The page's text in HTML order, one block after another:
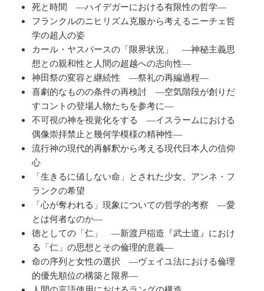
死と時間 ―ハイデガーにおける有限性の哲学―
フランクルのニヒリズム克服から考えるニーチェ哲
学の超人の姿
カール・ヤスパースの「限界状況」 ―神秘主義思
想との親和性と人間の超越への志向性―
神田祭の変容と継続性 ―祭礼の再編過程―
喜劇的なものの条件の再検討 ―空気階段が創りだ
すコントの登場人物たちを参考に―
不可視の神を視覚化をする ―イスラームにおける
偶像崇拝禁止と幾何学模様の精神性―
流行神の現代的再解釈から考える現代日本人の信仰
心
「生きるに値しない命」とされた少女、アンネ・フ
ランクの希望
「心が奪われる」現象についての哲学的考察 ―愛
とは何者なのか―
徳としての「仁」 ―新渡戸稲造『武士道』におけ
る「仁」の思想とその倫理的意義―
命の序列と女性の選択 ―ヴェイユ法における倫理
的優先順位の構築と限界―